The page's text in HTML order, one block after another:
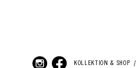
KOLLEKTION & SHOP